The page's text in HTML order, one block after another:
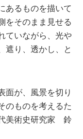
あるものを描いて
をそのまま見せる
ていながら、光や
遮り、透かし、と
面が、風景を切り
のものを考えるた
美術史研究家 鈴